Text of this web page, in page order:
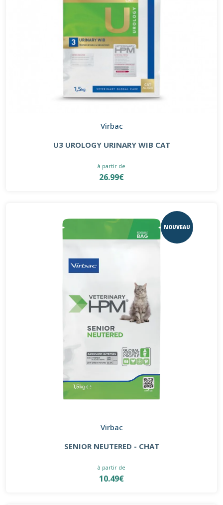
Virbac
U3 UROLOGY URINARY WIB CAT
à partir de
26.99€
NOUVEAU
Virbac
SENIOR NEUTERED - CHAT
à partir de
10.49€